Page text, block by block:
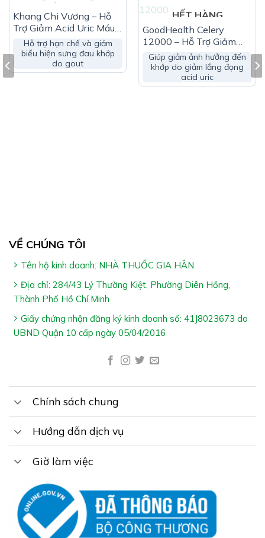
Hỗ trợ làm giảm acid uric trong máu
Hỗ trợ hạn chế & giảm nguy cơ viêm đau khớp do
gout
Ai Nên Dùng Vạn Niên:
Người có aicd uric máu tăng
– Sản phẩm không phải là thuốc và không có chức năng
thay thế thuốc chữa bệnh
– Tác dụng của sản phẩm tùy thuộc vào sự hấp thu của
từng người
Cảm ơn bạn đã xem bài viết “Vạn Niên – Hỗ Trợ Giảm
BIGFA dày công nghiên cứu trong thời gian qua nhằm
đem lại giải pháp cho người acid uric máu tăng
Cần đặt hàng hoặc tư vấn thêm về sản phẩm, vui lòng
gọi tổng đài tư vấnNhà Thuốc Gia Hân Pharmacy:
1800.6217để được phục vụ
Khang Chi Vương – Hỗ
Trợ Giảm Acid Uric Máu
(Hộp 10 Gói)
Hỗ trợ hạn chế và giảm
biểu hiện sưng đau khớp
do gout
HẾT HÀNG
GoodHealth Celery
12000 – Hỗ Trợ Giảm
Acid Uric
Giúp giảm ảnh hưởng đến
khớp do giảm lắng đọng
acid uric
VỀ CHÚNG TÔI
Tên hộ kinh doanh: NHÀ THUỐC GIA HÂN
Địa chỉ: 284/43 Lý Thường Kiệt, Phường Diên Hồng,
Thành Phố Hồ Chí Minh
Giấy chứng nhận đăng ký kinh doanh số: 41J8023673 do
UBND Quận 10 cấp ngày 05/04/2016
Chính sách chung
Hướng dẫn dịch vụ
Giờ làm việc